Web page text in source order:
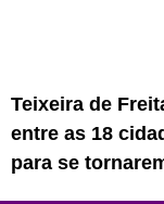
Teixeira de
entre as 18
para se